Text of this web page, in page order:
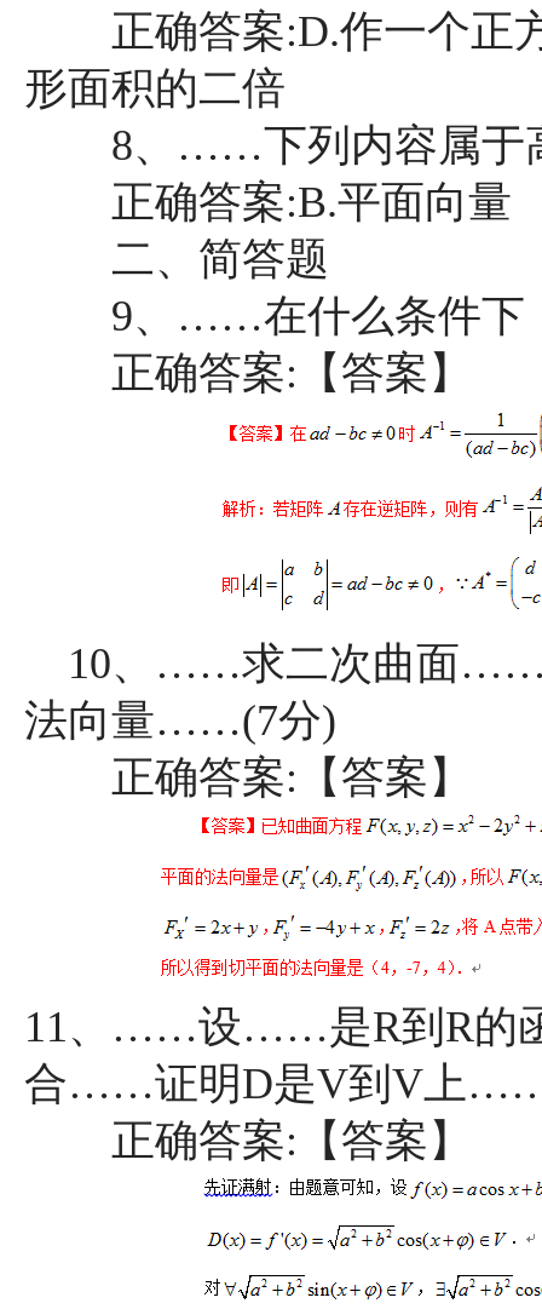
正确答案:D.作一个正
形面积的二倍
8、……下列内容属于
正确答案:B.平面向量
二、简答题
9、……在什么条件下
正确答案:【答案】
10、……求二次曲面……
法向量……(7分)
正确答案:【答案】
11、……设……是R到R的
合……证明D是V到V上
正确答案:【答案】